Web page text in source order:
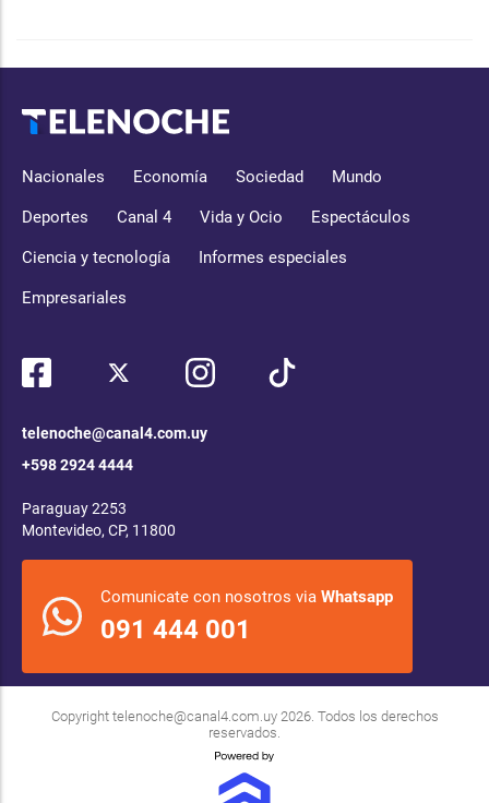
Nacionales Economía Sociedad Mundo
Deportes Canal 4 Vida y Ocio Espectáculos
Ciencia y tecnología Informes especiales
Empresariales
telenoche@canal4.com.uy
+598 2924 4444
Paraguay 2253
Montevideo, CP, 11800
Comunicate con nosotros via Whatsapp
091 444 001
Copyright telenoche@canal4.com.uy2026. Todos los derechos
reservados.